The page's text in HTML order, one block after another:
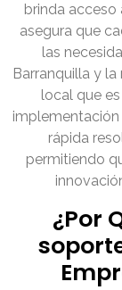
brinda acceso
asegura que
las
Barranquilla y
local que
rápida
permitiendo
¿Por